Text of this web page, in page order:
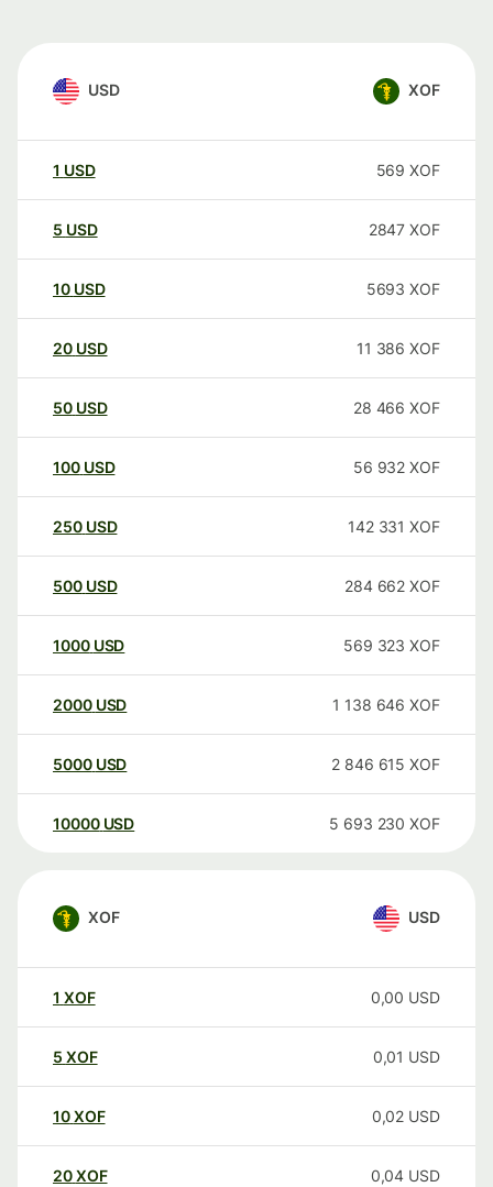
USD XOF
1 USD 569 XOF
5 USD 2847 XOF
10 USD 5693 XOF
20 USD 11 386 XOF
50 USD 28 466 XOF
100 USD 56 932 XOF
250 USD 142 331 XOF
500 USD 284 662 XOF
1000 USD 569 323 XOF
2000 USD 1 138 646 XOF
5000 USD 2 846 615 XOF
10000 USD 5 693 230 XOF
XOF USD
1 XOF 0,00 USD
5 XOF 0,01 USD
10XOF 0,02 USD
20XOF 0,04 USD